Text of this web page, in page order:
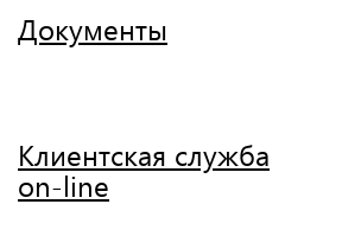
Документы
Клиентская служба
on-line